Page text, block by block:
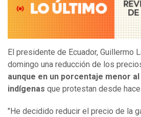
El presidente de Ecuador, Guillermo
domingo una reducción de los
aunque en un porcentaje menor
indígenas que protestan desde
"He decidido reducir el precio de la